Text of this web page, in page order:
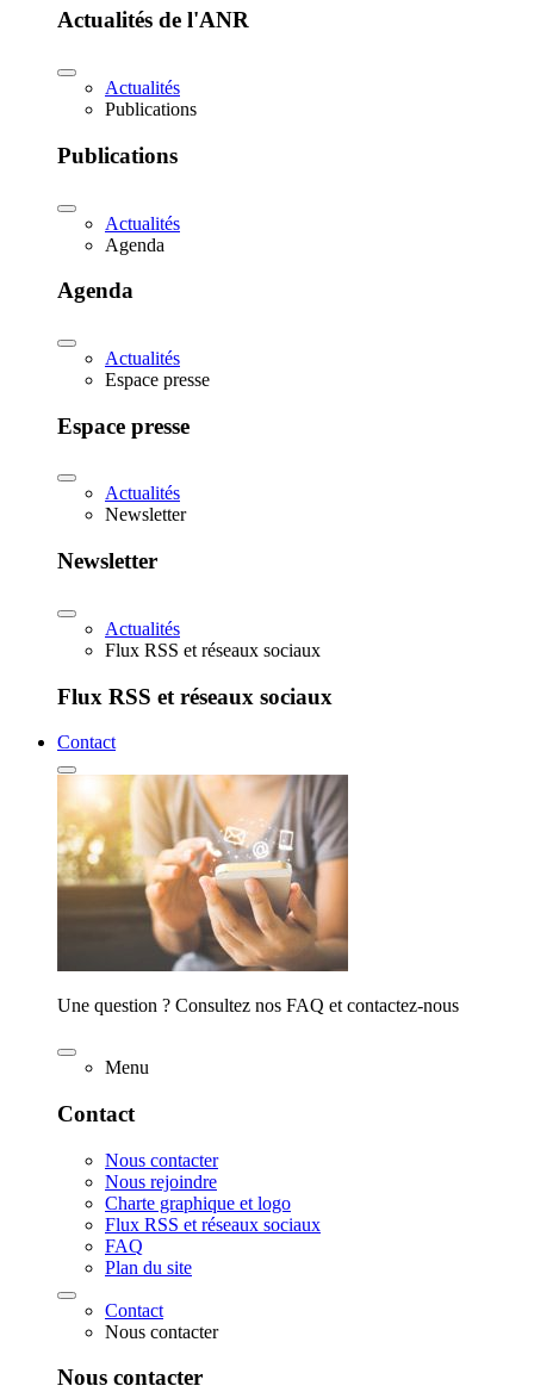
Actualités de l'ANR
Actualités
Publications
Publications
Actualités
Agenda
Agenda
Actualités
Espace presse
Espace presse
Actualités
Newsletter
Newsletter
Actualités
Flux RSS et réseaux sociaux
Flux RSS et réseaux sociaux
Contact
Une question ? Consultez nos FAQ et contactez-nous
Menu
Contact
Nous contacter
Nous rejoindre
Charte graphique et logo
Flux RSS et réseaux sociaux
FAQ
Plan du site
Contact
Nous contacter
Nous contacter